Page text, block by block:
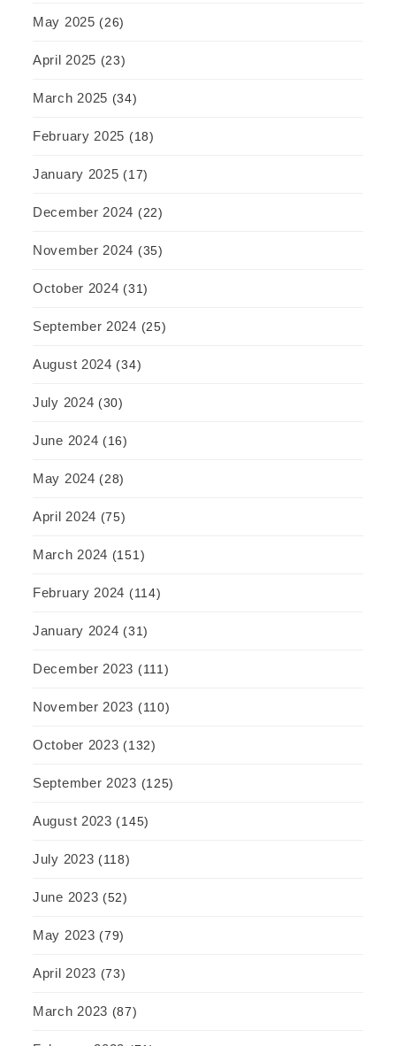
May 2025 (26)
April 2025 (23)
March 2025 (34)
February 2025 (18)
January 2025 (17)
December 2024 (22)
November 2024 (35)
October 2024 (31)
September 2024 (25)
August 2024 (34)
July 2024 (30)
June 2024 (16)
May 2024 (28)
April 2024 (75)
March 2024 (151)
February 2024 (114)
January 2024 (31)
December 2023 (111)
November 2023 (110)
October 2023 (132)
September 2023 (125)
August 2023 (145)
July 2023 (118)
June 2023 (52)
May 2023 (79)
April 2023 (73)
March 2023 (87)